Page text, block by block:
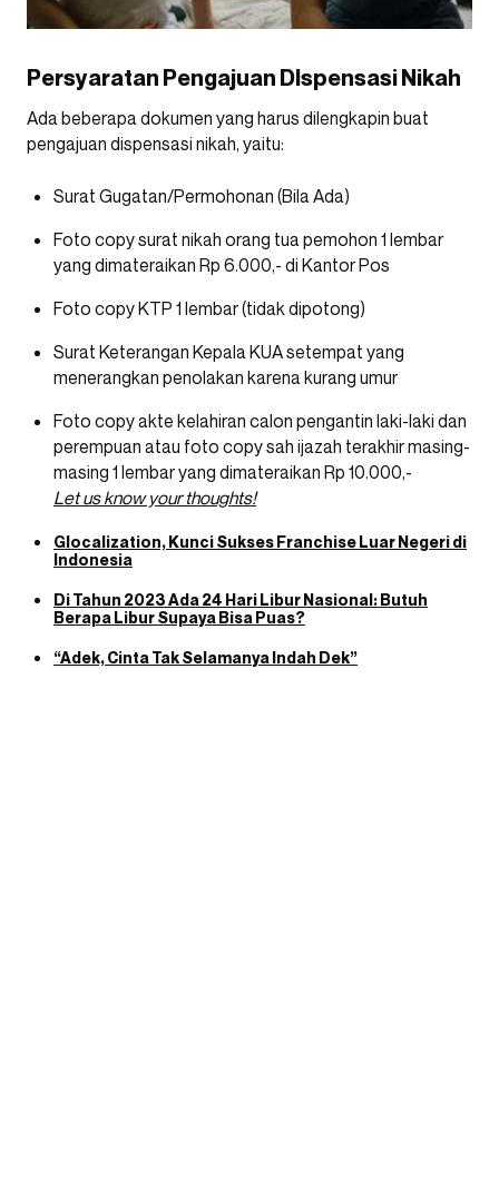
Persyaratan Pengajuan DIspensasi Nikah
Ada beberapa dokumen yang harus dilengkapin buat
pengajuan dispensasi nikah, yaitu:
Surat Gugatan/Permohonan (Bila Ada)
Foto copy surat nikah orang tua pemohon 1 lembar
yang dimateraikan Rp 6.000,- di Kantor Pos
Foto copy KTP 1 lembar (tidak dipotong)
Surat Keterangan Kepala KUA setempat yang
menerangkan penolakan karena kurang umur
Foto copy akte kelahiran calon pengantin laki-laki dan
perempuan atau foto copy sah ijazah terakhir masing-
masing 1 lembar yang dimateraikan Rp 10.000,-
Let us know your thoughts!
Glocalization, Kunci Sukses Franchise Luar Negeri di
Indonesia
Di Tahun 2023 Ada 24 Hari Libur Nasional: Butuh
Berapa Libur Supaya Bisa Puas?
“Adek, Cinta Tak Selamanya Indah Dek”